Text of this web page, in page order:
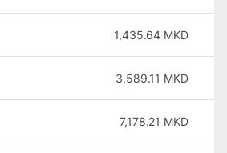
1,435.64 MKD
3,589.11 MKD
7,178.21 MKD